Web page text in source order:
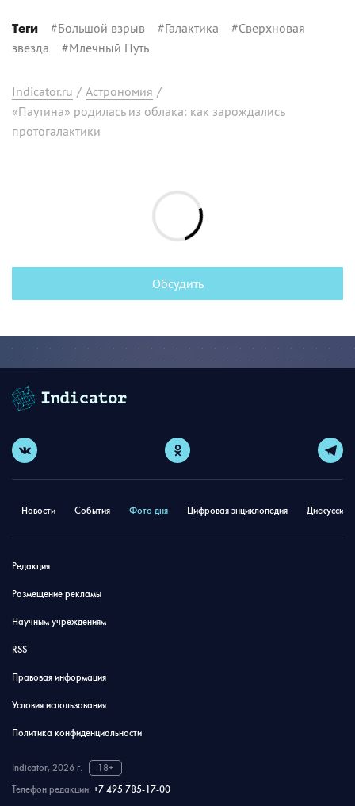
Теги #Большой взрыв #Галактика #Сверхновая
звезда #Млечный Путь
Indicator.ru / Астрономия /
«Паутина» родилась из облака: как зарождались
протогалактики
Обсудить
Новости События Фото дня Цифровая энциклопедия
Редакция
Размещение рекламы
Научным учреждениям
RSS
Правовая информация
Условия использования
Политика конфиденциальности
Indicator, 2026 г.
18+
Телефон редакции: +7 495 785-17-00